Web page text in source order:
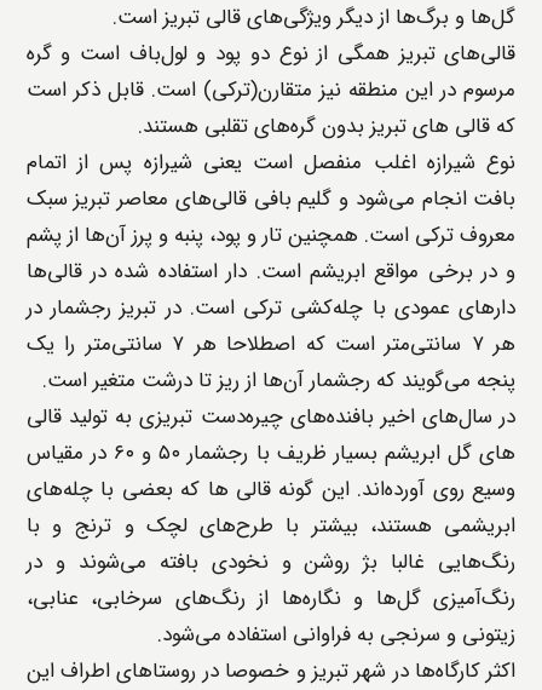
گل‌ها و برگ‌ها از دیگر ویژگی‌های قالی تبریز است.
قالی‌های تبریز همگی از نوع دو پود و لول‌باف است و گره
مرسوم در این منطقه نیز متقارن(ترکی) است. قابل ذکر است
که قالی های تبریز بدون گره‌های تقلبی هستند.
نوع شیرازه اغلب منفصل است یعنی شیرازه پس از اتمام
بافت انجام می‌شود و گلیم ‌بافی قالی‌های معاصر تبریز سبک
معروف ترکی است. همچنین تار و پود، پنبه و پرز آن‌ها از پشم
و در برخی مواقع ابریشم است. دار استفاده شده در قالی‌ها
دارهای عمودی با چله‌کشی ترکی است. در تبریز رجشمار در
هر ۷ سانتی‌متر است که اصطلاحا هر ۷ سانتی‌متر را یک
پنجه می‌گویند که رجشمار آن‌ها از ریز تا درشت متغیر است.
در سال‌های اخیر بافنده‌های چیره‌دست تبریزی به تولید قالی
‌های گل ابریشم بسیار ظریف با رجشمار ۵۰ و ۶۰ در مقیاس
وسیع روی آورده‌اند. این گونه قالی ‌ها که بعضی با چله‌های
ابریشمی هستند، بیشتر با طرح‌های لچک و ترنج و با
رنگ‌هایی غالبا بژ روشن و نخودی بافته می‌شوند و در
رنگ‌آمیزی گل‌ها و نگاره‌ها از رنگ‌های سرخابی، عنابی،
زیتونی و سرنجی به فراوانی استفاده می‌شود.
اکثر کارگاه‌ها در شهر تبریز و خصوصا در روستاهای اطراف این